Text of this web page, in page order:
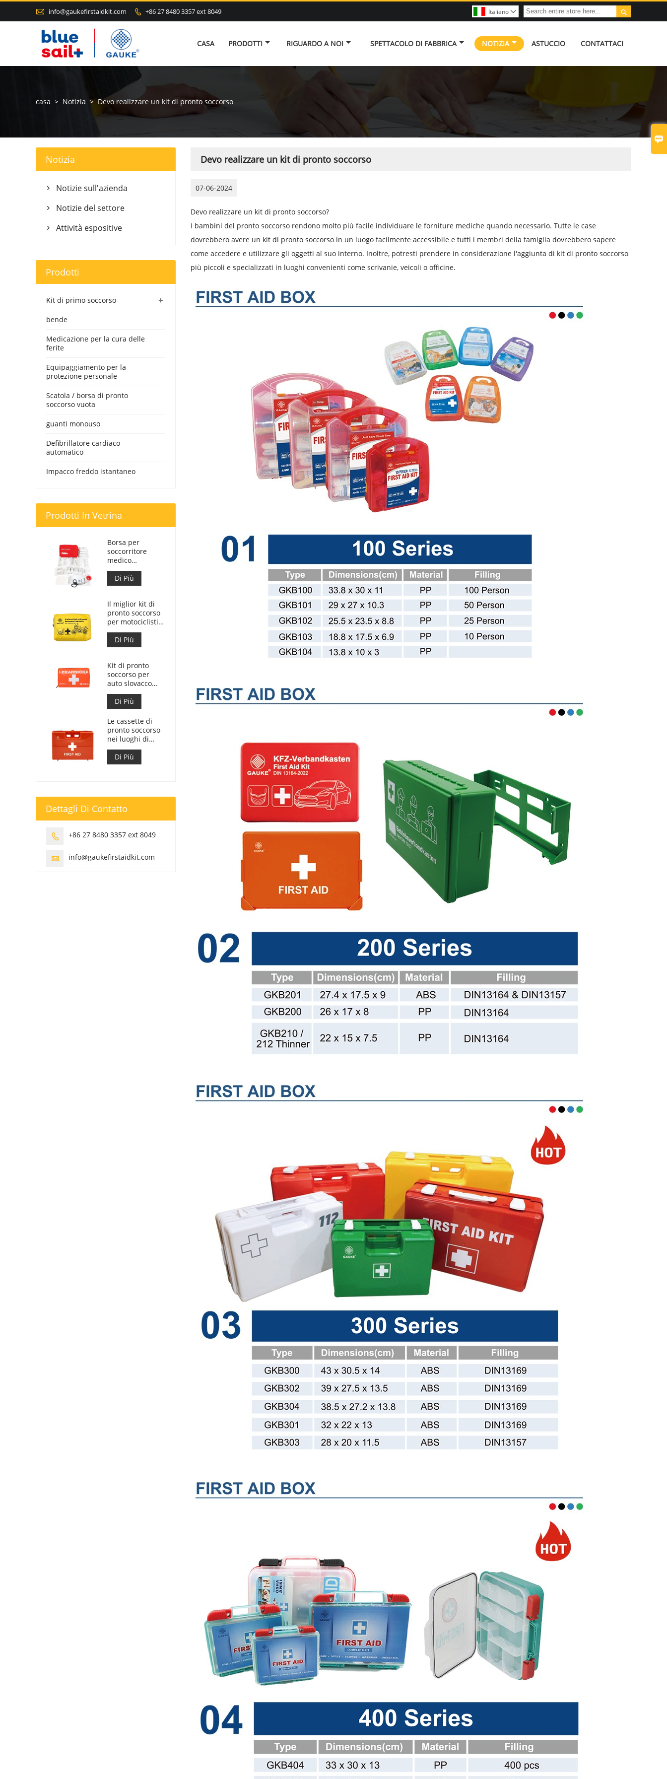

 info@gaukefirstaidkit.com  +86 27 8480 3357 ext 8049 
Italiano 
CASA PRODOTTI RIGUARDO A NOI SPETTACOLO DI FABBRICA NOTIZIA ASTUCCIO CONTATTACI
casa > Notizia > Devo realizzare un kit di pronto soccorso
Devo realizzare un kit di pronto soccorso
07-06-2024
Devo realizzare un kit di pronto soccorso?
I bambini del pronto soccorso rendono molto più facile individuare le forniture mediche quando necessario. Tutte le case
dovrebbero avere un kit di pronto soccorso in un luogo facilmente accessibile e tutti i membri della famiglia dovrebbero sapere
come accedere e utilizzare gli oggetti al suo interno. Inoltre, potresti prendere in considerazione l'aggiunta di kit di pronto soccorso
più piccoli e specializzati in luoghi convenienti come scrivanie, veicoli o officine.
Notizia
 Notizie sull'azienda
 Notizie del settore
 Attività espositive
Prodotti
+
Kit di primo soccorso
bende
Medicazione per la cura delle
ferite
Equipaggiamento per la
protezione personale
Scatola / borsa di pronto
soccorso vuota
guanti monouso
Defibrillatore cardiaco
automatico
Impacco freddo istantaneo
Prodotti In Vetrina
Borsa per
soccorritore
medico
personalizzata
per kit di pronto
soccorso per
Di Più
Il miglior kit di
pronto soccorso
per motociclisti
d'avventura per
motociclisti
Di Più
Kit di pronto
soccorso per
auto slovacco
Meet MZ SR
č.143/2009
Di Più
Le cassette di
pronto soccorso
nei luoghi di
lavoro sono
conformi al DM
388 del
Di Più
Dettagli Di Contatto
 +86 27 8480 3357 ext 8049
 info@gaukefirstaidkit.com